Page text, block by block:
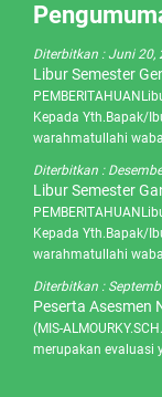
Diterbitkan :Juni 20,
Libur Semester
Kepada Yth.Bapak/
warahmatullahi
Diterbitkan :
Libur Semester
Kepada Yth.Bapak/
warahmatullahi
Diterbitkan :
Peserta Asesmen
(MIS-
merupakan evaluasi